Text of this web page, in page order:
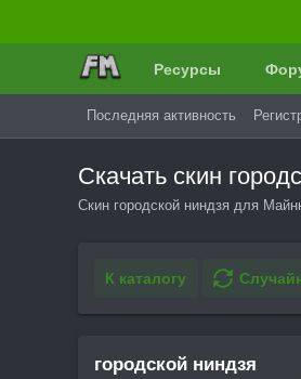
Ресурсы
Последняя активность
Скачать скин
Скин городской ниндзя для
К каталогу
городской ниндзя